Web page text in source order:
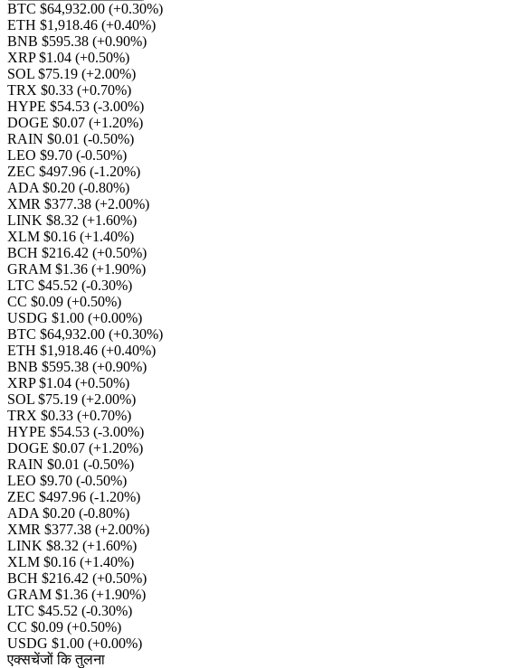
BTC $64,932.00 (+0.30%)
ETH $1,918.46 (+0.40%)
BNB $595.38 (+0.90%)
XRP $1.04 (+0.50%)
SOL $75.19 (+2.00%)
TRX $0.33 (+0.70%)
HYPE $54.53 (-3.00%)
DOGE $0.07 (+1.20%)
RAIN $0.01 (-0.50%)
LEO $9.70 (-0.50%)
ZEC $497.96 (-1.20%)
ADA $0.20 (-0.80%)
XMR $377.38 (+2.00%)
LINK $8.32 (+1.60%)
XLM $0.16 (+1.40%)
BCH $216.42 (+0.50%)
GRAM $1.36 (+1.90%)
LTC $45.52 (-0.30%)
CC $0.09 (+0.50%)
USDG $1.00 (+0.00%)
BTC $64,932.00 (+0.30%)
ETH $1,918.46 (+0.40%)
BNB $595.38 (+0.90%)
XRP $1.04 (+0.50%)
SOL $75.19 (+2.00%)
TRX $0.33 (+0.70%)
HYPE $54.53 (-3.00%)
DOGE $0.07 (+1.20%)
RAIN $0.01 (-0.50%)
LEO $9.70 (-0.50%)
ZEC $497.96 (-1.20%)
ADA $0.20 (-0.80%)
XMR $377.38 (+2.00%)
LINK $8.32 (+1.60%)
XLM $0.16 (+1.40%)
BCH $216.42 (+0.50%)
GRAM $1.36 (+1.90%)
LTC $45.52 (-0.30%)
CC $0.09 (+0.50%)
USDG $1.00 (+0.00%)
एक्सचेंजों कि तुलना